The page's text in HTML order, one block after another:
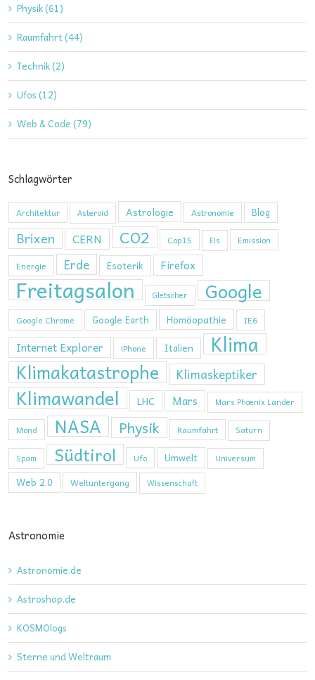
Physik (61)
Raumfahrt (44)
Technik (2)
Ufos (12)
Web & Code (79)
Schlagwörter
Architektur Asteroid Astrologie Astronomie Blog
Brixen CERN CO2 Cop15 Eis
Emission
Energie
Erde Esoterik Firefox
Freitagsalon Gletscher Google
Google Chrome Google Earth Homöopathie IE6
Internet Explorer iPhone Italien Klima
Klimakatastrophe Klimaskeptiker
Klimawandel LHC Mars Mars Phoenix Lander
Mond NASA Physik Raumfahrt Saturn
Spam Südtirol Ufo Umwelt Universum
Web 2.0 Weltuntergang Wissenschaft
Astronomie
Astronomie.de
Astroshop.de
KOSMOlogs
Sterne und Weltraum